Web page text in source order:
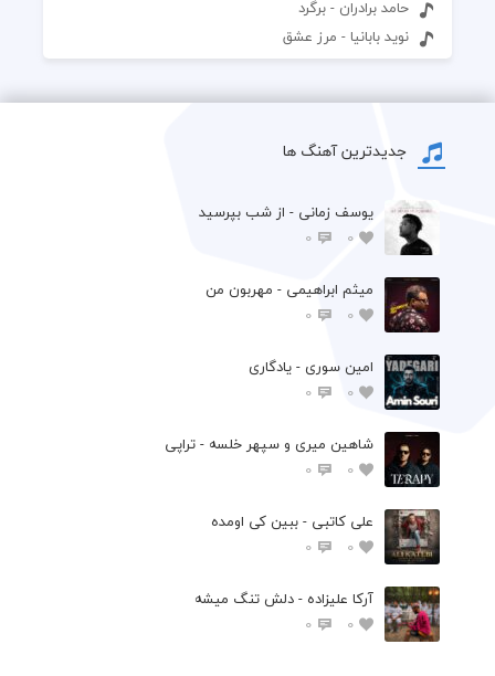
حامد برادران - برگرد
نوید بابانیا - مرز عشق
جدیدترین آهنگ ها
یوسف زمانی - از شب بپرسید
0
0
میثم ابراهیمی - مهربون من
0
0
امین سوری - یادگاری
0
0
شاهین میری و سپهر خلسه - تراپی
0
0
علی کاتبی - ببین کی اومده
0
0
آرکا علیزاده - دلش تنگ میشه
0
0